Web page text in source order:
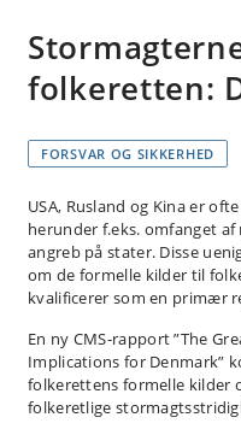
folkeretten:
FORSVAR OG SIKKERHED
USA, Rusland og Kina er
herunder f.eks. omfanget
angreb på stater. Disse
om de formelle kilder til
kvalificerer som en primær
En ny CMS-rapport ”The
Implications for Denmark”
folkerettens formelle kilder
folkeretlige